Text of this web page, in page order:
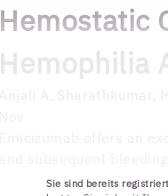
Hemostatic
Hemophilia
Sie sind bereits